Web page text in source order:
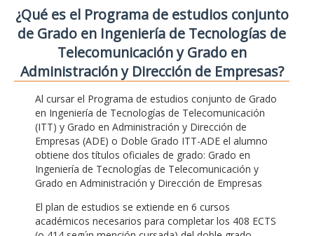
¿Qué es el Programa de estudios conjunto
de Grado en Ingeniería de Tecnologías de
Telecomunicación y Grado en
Administración y Dirección de Empresas?
Al cursar el Programa de estudios conjunto de Grado
en Ingeniería de Tecnologías de Telecomunicación
(ITT) y Grado en Administración y Dirección de
Empresas (ADE) o Doble Grado ITT-ADE el alumno
obtiene dos títulos oficiales de grado: Grado en
Ingeniería de Tecnologías de Telecomunicación y
Grado en Administración y Dirección de Empresas
El plan de estudios se extiende en 6 cursos
académicos necesarios para completar los 408 ECTS